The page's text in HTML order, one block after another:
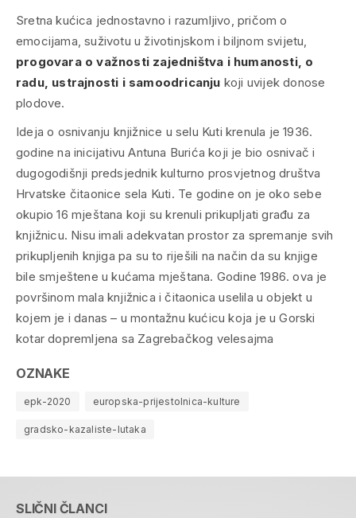
Sretna kućica jednostavno i razumljivo, pričom o
emocijama, suživotu u životinjskom i biljnom svijetu,
progovara o važnosti zajedništva i humanosti, o
radu, ustrajnosti i samoodricanju koji uvijek donose
plodove.
Ideja o osnivanju knjižnice u selu Kuti krenula je 1936.
godine na inicijativu Antuna Burića koji je bio osnivač i
dugogodišnji predsjednik kulturno prosvjetnog društva
Hrvatske čitaonice sela Kuti. Te godine on je oko sebe
okupio 16 mještana koji su krenuli prikupljati građu za
knjižnicu. Nisu imali adekvatan prostor za spremanje svih
prikupljenih knjiga pa su to riješili na način da su knjige
bile smještene u kućama mještana. Godine 1986. ova je
površinom mala knjižnica i čitaonica uselila u objekt u
kojem je i danas – u montažnu kućicu koja je u Gorski
kotar dopremljena sa Zagrebačkog velesajma
OZNAKE
epk-2020 europska-prijestolnica-kulture
gradsko-kazaliste-lutaka
SLIČNI ČLANCI